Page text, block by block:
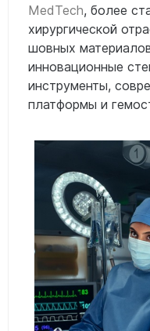
MedTech, более
хирургической
шовных
инновационные
инструменты,
платформы и